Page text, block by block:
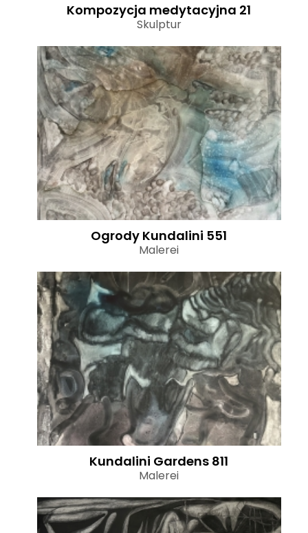
Kompozycja medytacyjna 21
Skulptur
Ogrody Kundalini 551
Malerei
Kundalini Gardens 811
Malerei